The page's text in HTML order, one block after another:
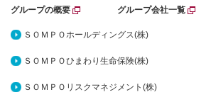
グループの概要 グループ会社一覧
ＳＯＭＰＯホールディングス(株)
ＳＯＭＰＯひまわり生命保険(株)
ＳＯＭＰＯリスクマネジメント(株)